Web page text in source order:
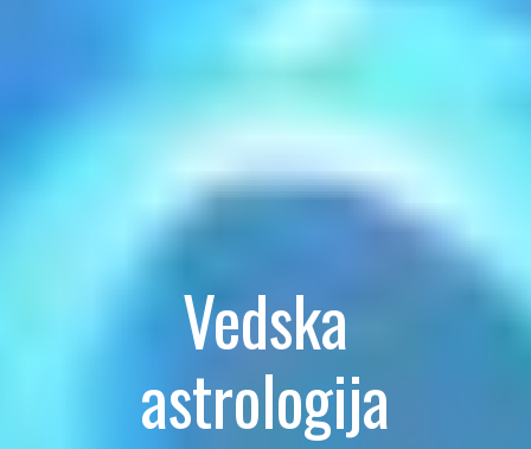
Vedska
astrologija